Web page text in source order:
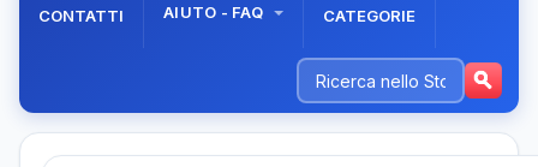
CONTATTI AIUTO - FAQ CATEGORIE